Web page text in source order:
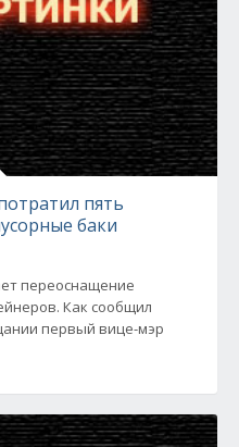
пять
баки
переоснащение
Как сообщил
первый вице-мэр